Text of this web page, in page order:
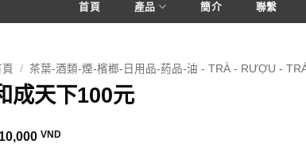
首頁 產品 簡介 聯繫
/ 茶葉-酒類-煙-檳榔-日用品-葯品-油 - TRÀ - RƯỢU -
成天下100元
VND